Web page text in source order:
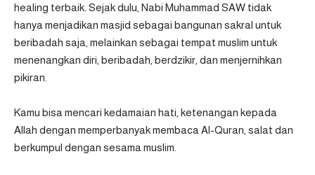
healing terbaik. Sejak dulu, Nabi Muhammad SAW tidak
hanya menjadikan masjid sebagai bangunan sakral untuk
beribadah saja, melainkan sebagai tempat muslim untuk
menenangkan diri, beribadah, berdzikir, dan menjernihkan
pikiran.
Kamu bisa mencari kedamaian hati, ketenangan kepada
Allah dengan memperbanyak membaca Al-Quran, salat dan
berkumpul dengan sesama muslim.